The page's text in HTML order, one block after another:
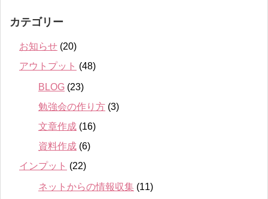
カテゴリー
お知らせ (20)
アウトプット (48)
BLOG (23)
勉強会の作り方 (3)
文章作成 (16)
資料作成 (6)
インプット (22)
ネットからの情報収集 (11)